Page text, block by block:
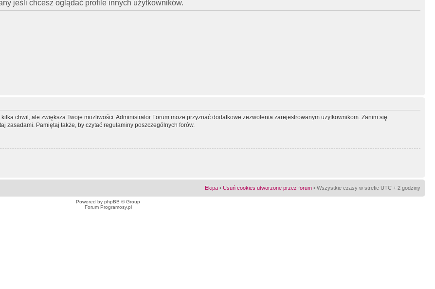
jeśli chcesz oglądać profile innych użytkowników.
chwil, ale zwiększa Twoje możliwości. Administrator Forum może przyznać dodatkowe zezwolenia zarejestrowanym użytkownikom. Zanim się
zasadami. Pamiętaj także, by czytać regulaminy poszczególnych forów.
Ekipa • Usuń cookies utworzone przez forum • Wszystkie czasy w strefie UTC + 2 godziny
Powered by phpBB © Group
Forum Programosy.pl